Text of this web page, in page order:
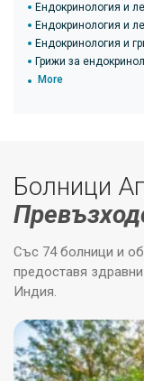
Ендокринология и
Ендокринология и
Ендокринология и
Грижи за
More
Болници
Със 74 болници и
предоставя
Индия.